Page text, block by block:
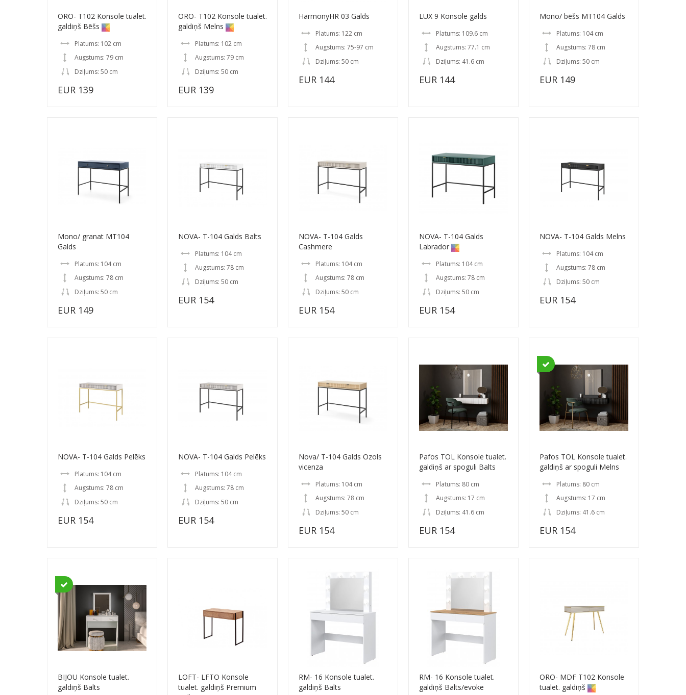
ORO- T102 Konsole tualet.
galdiņš Bēšs
Platums: 102 cm
Augstums: 79 cm
Dziļums: 50 cm
EUR 139
ORO- T102 Konsole tualet.
galdiņš Melns
Platums: 102 cm
Augstums: 79 cm
Dziļums: 50 cm
EUR 139
HarmonyHR 03 Galds
Platums: 122 cm
Augstums: 75-97 cm
Dziļums: 50 cm
EUR 144
LUX 9 Konsole galds
Platums: 109.6 cm
Augstums: 77.1 cm
Dziļums: 41.6 cm
EUR 144
Mono/ bēšs MT104 Galds
Platums: 104 cm
Augstums: 78 cm
Dziļums: 50 cm
EUR 149
Mono/ granat MT104
Galds
Platums: 104 cm
Augstums: 78 cm
Dziļums: 50 cm
EUR 149
NOVA- T-104 Galds Balts
Platums: 104 cm
Augstums: 78 cm
Dziļums: 50 cm
EUR 154
NOVA- T-104 Galds
Cashmere
Platums: 104 cm
Augstums: 78 cm
Dziļums: 50 cm
EUR 154
NOVA- T-104 Galds
Labrador
Platums: 104 cm
Augstums: 78 cm
Dziļums: 50 cm
EUR 154
NOVA- T-104 Galds Melns
Platums: 104 cm
Augstums: 78 cm
Dziļums: 50 cm
EUR 154
NOVA- T-104 Galds Pelēks
Platums: 104 cm
Augstums: 78 cm
Dziļums: 50 cm
EUR 154
NOVA- T-104 Galds Pelēks
Platums: 104 cm
Augstums: 78 cm
Dziļums: 50 cm
EUR 154
Nova/ T-104 Galds Ozols
vicenza
Platums: 104 cm
Augstums: 78 cm
Dziļums: 50 cm
EUR 154
Pafos TOL Konsole tualet.
galdiņš ar spoguli Balts
Platums: 80 cm
Augstums: 17 cm
Dziļums: 41.6 cm
EUR 154
Pafos TOL Konsole tualet.
galdiņš ar spoguli Melns
Platums: 80 cm
Augstums: 17 cm
Dziļums: 41.6 cm
EUR 154
BIJOU Konsole tualet.
galdiņš Balts
LOFT- LFTO Konsole
tualet. galdiņš Premium
RM- 16 Konsole tualet.
galdiņš Balts
RM- 16 Konsole tualet.
galdiņš Balts/evoke
ORO- MDF T102 Konsole
tualet. galdiņš